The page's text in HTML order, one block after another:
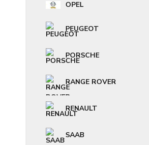
OPEL
PEUGEOT
PORSCHE
RANGE ROVER
RENAULT
SAAB